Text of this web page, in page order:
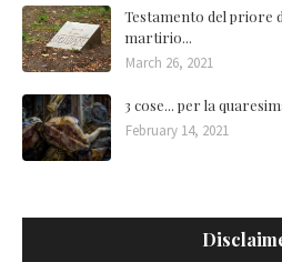
Testamento del priore
martirio...
March 26, 2021
3 cose... per la
February 14, 2021